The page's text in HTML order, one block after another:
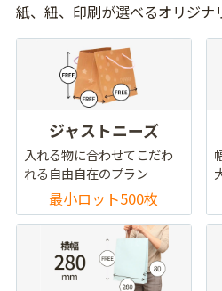
紙、紐、印刷が選べるオリジナ
ジャストニーズ
入れる物に合わせてこだわ
れる自由自在のプラン
最小ロット500枚